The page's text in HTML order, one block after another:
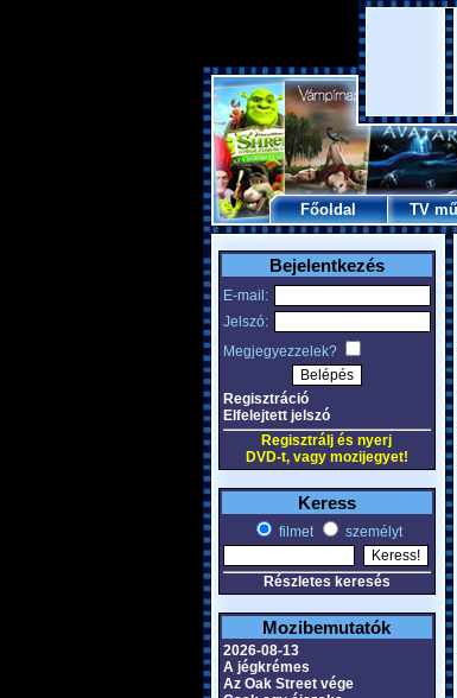
Főoldal TV
Bejelentkezés
E-mail:
Jelszó:
Megjegyezzelek?
Regisztráció
Elfelejtett jelszó
Regisztrálj és nyerj
DVD-t, vagy mozijegyet!
Keress
filmet személyt
Részletes keresés
Mozibemutatók
2026-08-13
A jégkrémes
Az Oak Street vége